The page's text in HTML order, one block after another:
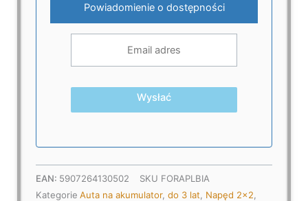
Powiadomienie o dostępności
Wysłać
EAN: 5907264130502 SKU FORAPLBIA
Kategorie Auta na akumulator, do 3 lat Napęd 2x2